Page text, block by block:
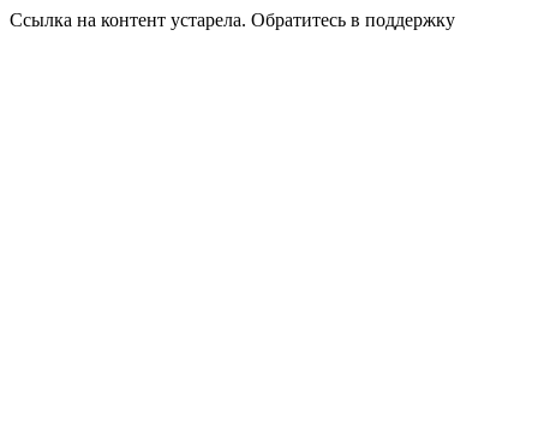
Ссылка на контент устарела. Обратитесь в поддержку